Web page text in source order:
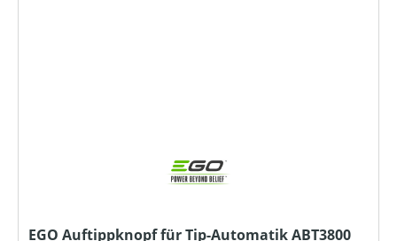
EGO Auftippknopf für Tip-Automatik ABT3800